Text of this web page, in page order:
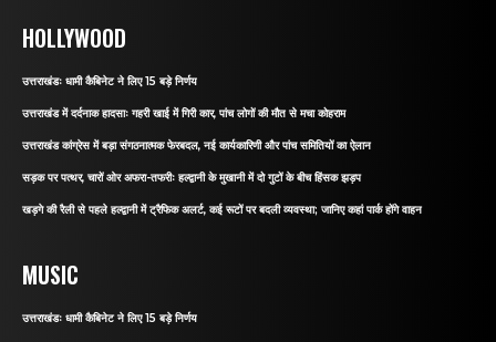
HOLLYWOOD
उत्तराखंडः धामी कैबिनेट ने लिए 15 बड़े निर्णय
उत्तराखंड में दर्दनाक हादसाः गहरी खाई में गिरी कार, पांच लोगों की मौत से मचा कोहराम
उत्तराखंड कांग्रेस में बड़ा संगठनात्मक फेरबदल, नई कार्यकारिणी और पांच समितियों का ऐलान
सड़क पर पत्थर, चारों ओर अफरा-तफरीः हल्द्वानी के मुखानी में दो गुटों के बीच हिंसक झड़प
खड़गे की रैली से पहले हल्द्वानी में ट्रैफिक अलर्ट, कई रूटों पर बदली व्यवस्था; जानिए कहां पार्क होंगे वाहन
MUSIC
उत्तराखंडः धामी कैबिनेट ने लिए 15 बड़े निर्णय